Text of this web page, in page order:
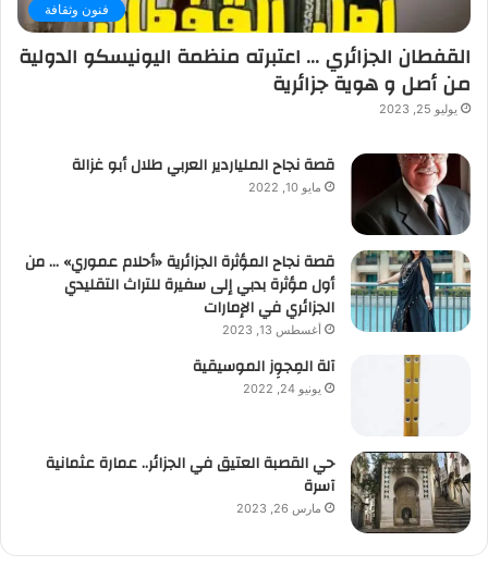
فنون وثقافة
القفطان الجزائري … اعتبرته منظمة اليونيسكو الدولية
من أصل و هوية جزائرية
يوليو 25, 2023
قصة نجاح الملياردير العربي طلال أبو غزالة
مايو 10, 2022
قصة نجاح المؤثرة الجزائرية «أحلام عموري» … من
أول مؤثرة بدبي إلى سفيرة للتراث التقليدي
الجزائري في الإمارات
أغسطس 13, 2023
آلة المِجوِز الموسيقية‎‎
يونيو 24, 2022
حي القصبة العتيق في الجزائر.. عمارة عثمانية
آسرة
مارس 26, 2023